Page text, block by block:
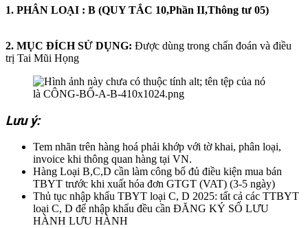
1. PHÂN LOẠI : B (QUY TẮC 10,Phần II,Thông tư 05)
2. MỤC ĐÍCH SỬ DỤNG: Được dùng trong chẩn đoán và điều
trị Tai Mũi Họng
Lưu ý:
Tem nhãn trên hàng hoá phải khớp với tờ khai, phân loại,
invoice khi thông quan hàng tại VN.
Hàng Loại B,C,D cần làm công bố đủ điều kiện mua bán
TBYT trước khi xuất hóa đơn GTGT (VAT) (3-5 ngày)
Thủ tục nhập khẩu TBYT loại C, D 2025: tất cả các TTBYT
loại C, D để nhập khẩu đều cần ĐĂNG KÝ SỐ LƯU
HÀNH LƯU HÀNH